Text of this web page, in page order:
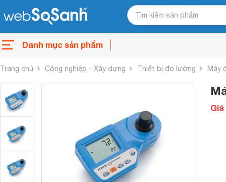
Danh mục sản phẩm
Trang chủ Công nghiệp - Xây dựng Thiết bị đo lường Máy
Giá